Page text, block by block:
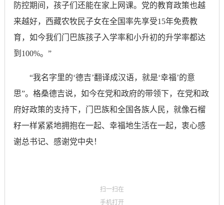
防控期间，孩子们还能在家上网课。党的教育政策也越
来越好，西藏农牧民子女在全国率先享受15年免费教
育，如今我们门巴族孩子入学率和小升初的升学率都达
到100%。”
“我名字里的‘德吉’翻译成汉语，就是‘幸福’的意
思”。格桑德吉说，如今在党和政府的带领下，在党和政
府好政策的支持下，门巴族和全国各族人民，就像石榴
籽一样紧紧地拥抱在一起、幸福地生活在一起，衷心感
谢总书记、感谢党中央！
扫一扫在
手机打开